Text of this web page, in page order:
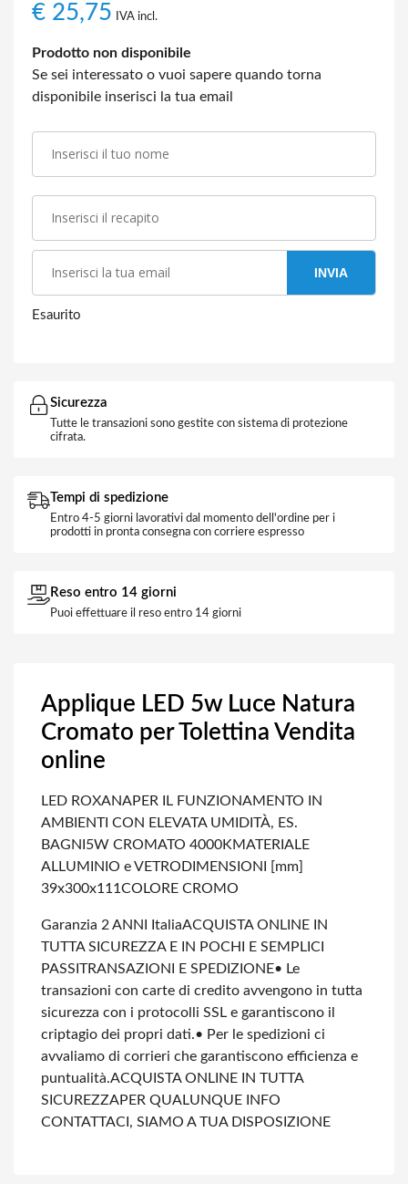
€ 25,75 IVA incl.
Prodotto non disponibile
Se sei interessato o vuoi sapere quando torna
disponibile inserisci la tua email
INVIA
Esaurito
Sicurezza
Tutte le transazioni sono gestite con sistema di protezione
cifrata.
Tempi di spedizione
Entro 4-5 giorni lavorativi dal momento dell'ordine per i
prodotti in pronta consegna con corriere espresso
Reso entro 14 giorni
Puoi effettuare il reso entro 14 giorni
Applique LED 5w Luce Natura
Cromato per Tolettina Vendita
online
LED ROXANAPER IL FUNZIONAMENTO IN
AMBIENTI CON ELEVATA UMIDITÀ, ES.
BAGNI 5W CROMATO 4000KMATERIALE
ALLUMINIO e VETRO DIMENSIONI [mm]
39x300x111 COLORE CROMO
Garanzia 2 ANNI ItaliaACQUISTA ONLINE IN
TUTTA SICUREZZA E IN POCHI E SEMPLICI
PASSI TRANSAZIONI E SPEDIZIONE• Le
transazioni con carte di credito avvengono in tutta
sicurezza con i protocolli SSL e garantiscono il
criptagio dei propri dati.• Per le spedizioni ci
avvaliamo di corrieri che garantiscono efficienza e
puntualità.ACQUISTA ONLINE IN TUTTA
SICUREZZAPER QUALUNQUE INFO
CONTATTACI, SIAMO A TUA DISPOSIZIONE